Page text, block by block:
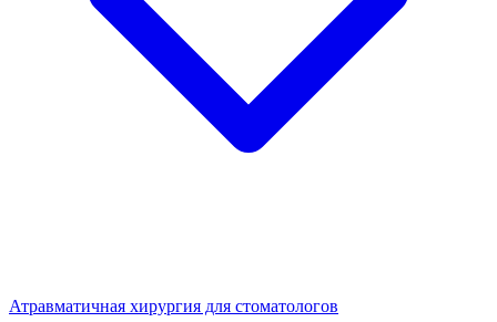
Атравматичная хирургия для стоматологов